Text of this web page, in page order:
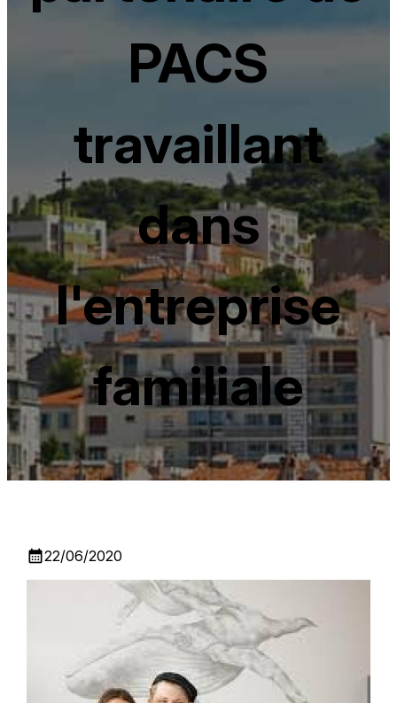
PACS
travaillant
dans
l'entreprise
familiale
calendar_month22/06/2020